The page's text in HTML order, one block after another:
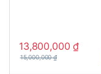
13,800,000₫
15,000,000₫